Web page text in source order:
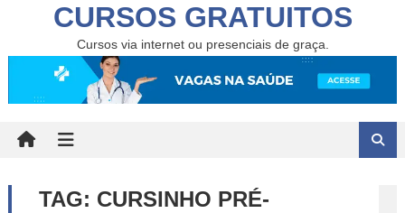
CURSOS GRATUITOS
Cursos via internet ou presenciais de graça.
TAG: CURSINHO PRÉ-